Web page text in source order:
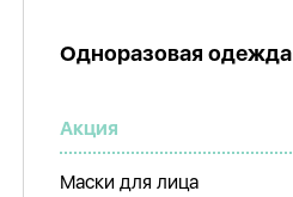
Одноразовая одежда
Акция
Маски для лица